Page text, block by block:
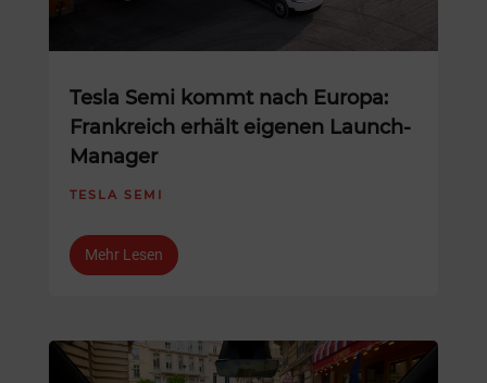
Tesla Semi kommt nach Europa:
Frankreich erhält eigenen Launch-
Manager
TESLA SEMI
Mehr Lesen